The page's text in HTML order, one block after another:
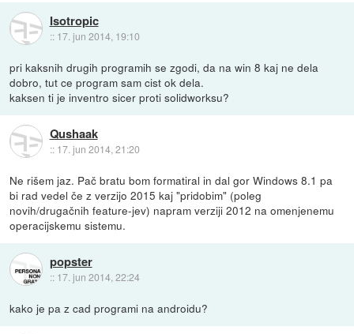
Isotropic
:: 17. jun 2014, 19:10
pri kaksnih drugih programih se zgodi, da na win 8 kaj ne dela
dobro, tut ce program sam cist ok dela.
kaksen ti je inventro sicer proti solidworksu?
Qushaak
:: 17. jun 2014, 21:20
Ne rišem jaz. Pač bratu bom formatiral in dal gor Windows 8.1 pa
bi rad vedel če z verzijo 2015 kaj "pridobim" (poleg
novih/drugačnih feature-jev) napram verziji 2012 na omenjenemu
operacijskemu sistemu.
popster
:: 17. jun 2014, 22:24
kako je pa z cad programi na androidu?